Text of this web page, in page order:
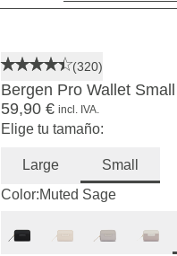
(320)
Bergen Pro Wallet
59,90 € incl. IVA.
Elige tu tamaño:
Large
Small
Color:Muted Sage